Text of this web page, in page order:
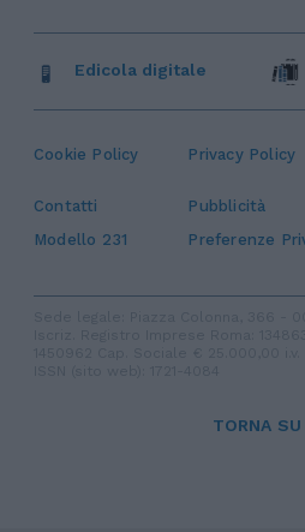
Cookie Policy Privacy Policy
Contatti Pubblicità
Modello 231
Preferenze
Edicola digitale
TORNA SU